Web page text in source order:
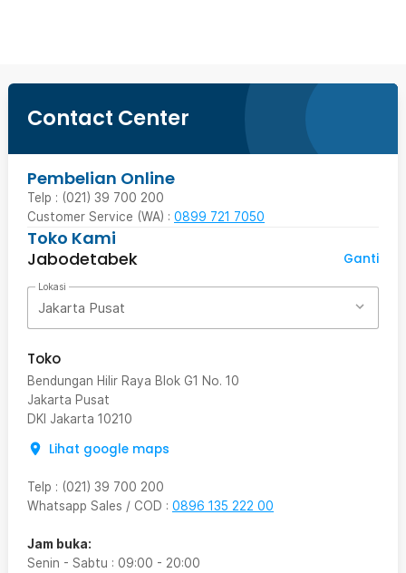
Contact Center
Pembelian Online
Telp : (021) 39 700 200
Customer Service (WA) : 0899 721 7050
Toko Kami
Jabodetabek
Ganti
Lokasi
Jakarta Pusat
Toko
Bendungan Hilir Raya Blok G1 No. 10
Jakarta Pusat
DKI Jakarta 10210
Lihat google maps
Telp : (021) 39 700 200
Whatsapp Sales / COD : 0896 135 222 00
Jam buka:
Senin - Sabtu : 09:00 - 20:00